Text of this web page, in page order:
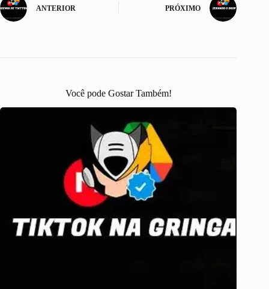
ANTERIOR PRÓXIMO
Você pode Gostar Também!